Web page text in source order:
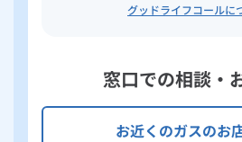
グッドライフコールに
窓口での相談・
お近くのガスのお